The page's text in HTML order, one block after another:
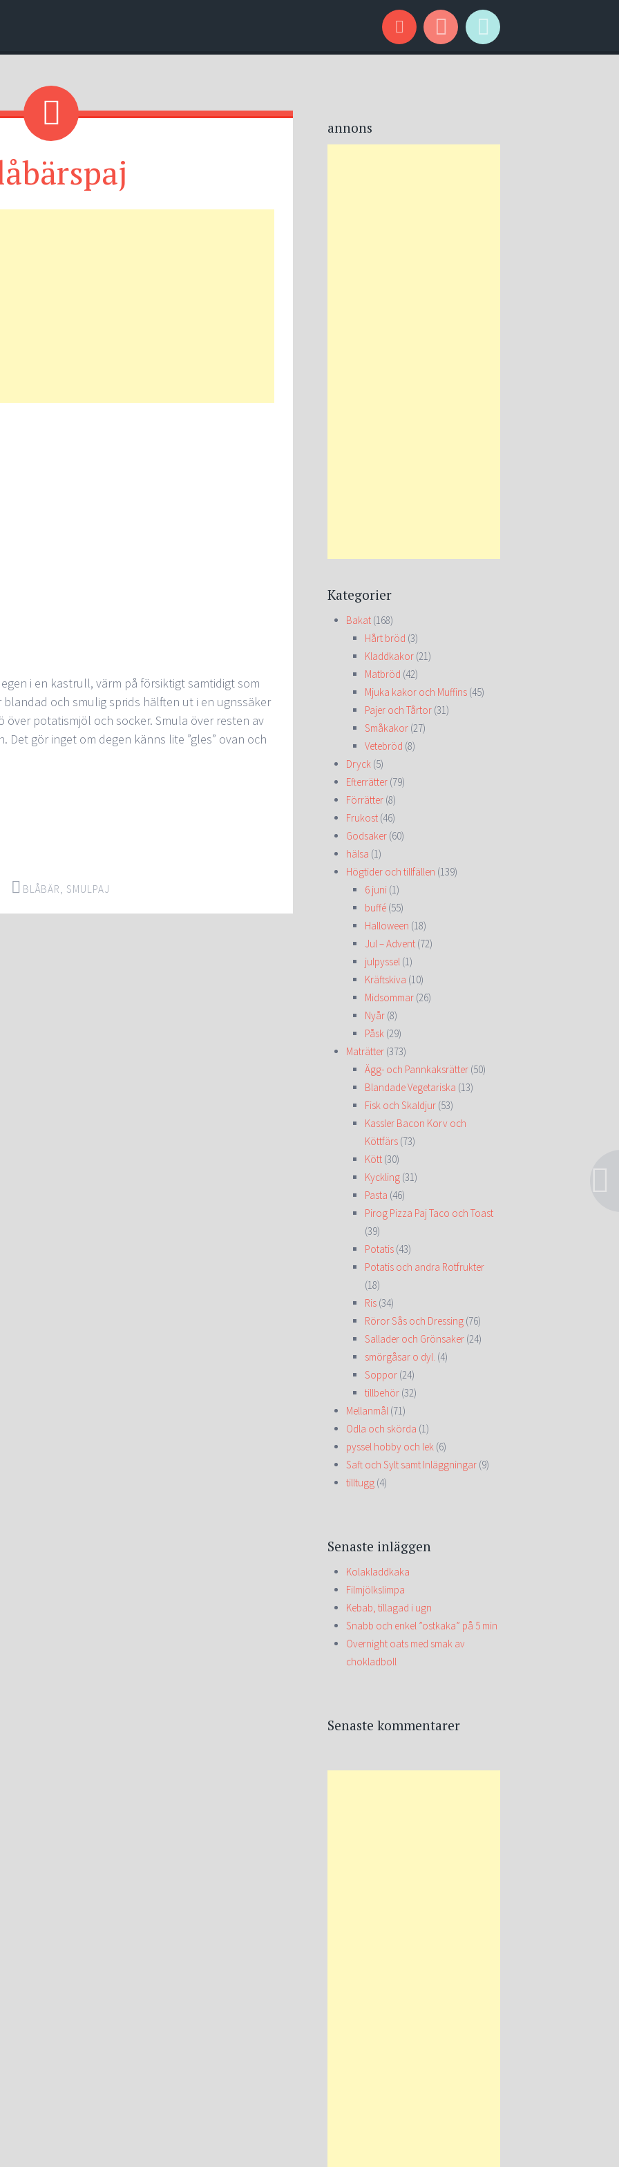
i en kastrull, värm på försiktigt samtidigt som
och smulig sprids hälften ut i en ugnssäker
över potatismjöl och socker. Smula över resten av
Det gör inget om degen känns lite ”gles” ovan och
BLÅBÄR SMULPAJ
annons
Kategorier
Bakat (168)
Hårt bröd (3)
Kladdkakor (21)
Matbröd (42)
Mjuka kakor och Muffins (45)
Pajer och Tårtor (31)
Småkakor (27)
Vetebröd (8)
Dryck (5)
Efterrätter (79)
Förrätter (8)
Frukost (46)
Godsaker (60)
hälsa (1)
Högtider och tillfällen (139)
6 juni (1)
buffé (55)
Halloween (18)
Jul – Advent (72)
julpyssel (1)
Kräftskiva (10)
Midsommar (26)
Nyår (8)
Påsk (29)
Maträtter (373)
Ägg- och Pannkaksrätter (50)
Blandade Vegetariska (13)
Fisk och Skaldjur (53)
Kassler Bacon Korv och
Köttfärs (73)
Kött (30)
Kyckling (31)
Pasta (46)
Pirog Pizza Paj Taco och Toast
(39)
Potatis (43)
Potatis och andra Rotfrukter
(18)
Ris (34)
Röror Sås och Dressing (76)
Sallader och Grönsaker (24)
smörgåsar o dyl. (4)
Soppor (24)
tillbehör (32)
Mellanmål (71)
Odla och skörda (1)
pyssel hobby och lek (6)
Saft och Sylt samt Inläggningar (9)
tilltugg (4)
Senaste inläggen
Kolakladdkaka
Filmjölkslimpa
Kebab, tillagad i ugn
Snabb och enkel ”ostkaka” på 5 min
Overnight oats med smak av
chokladboll
Senaste kommentarer